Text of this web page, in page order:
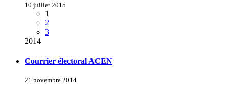
10 juillet 2015
1
2
3
2014
Courrier électoral ACEN
21 novembre 2014